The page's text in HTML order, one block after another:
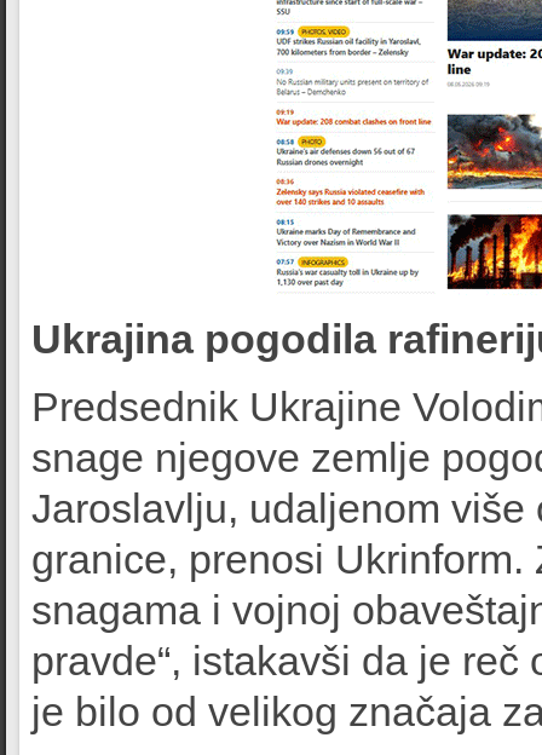
Ukrajina pogodila
Predsednik Ukrajine
snage njegove zemlje
Jaroslavlju, udaljenom
granice, prenosi
snagama i vojnoj
pravde“, istakavši da je
je bilo od velikog značaja